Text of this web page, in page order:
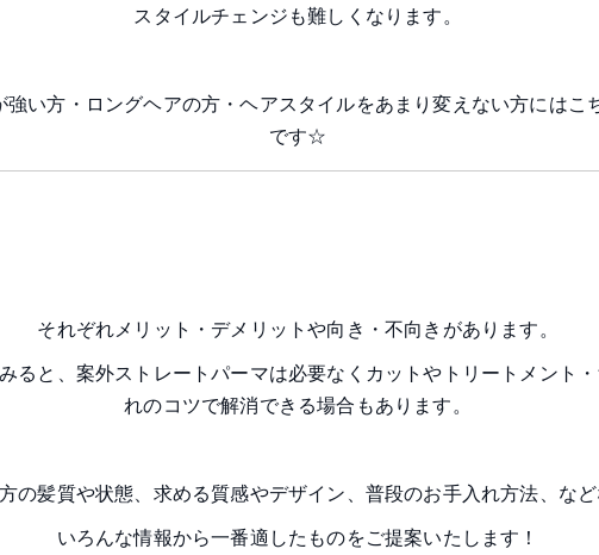
スタイルチェンジも難しくなります。
強い方・ロングヘアの方・ヘアスタイルをあまり変えない方にはこ
です☆
それぞれメリット・デメリットや向き・不向きがあります。
ると、案外ストレートパーマは必要なくカットやトリートメント
れのコツで解消できる場合もあります。
の髪質や状態、求める質感やデザイン、普段のお手入れ方法、な
いろんな情報から一番適したものをご提案いたします！